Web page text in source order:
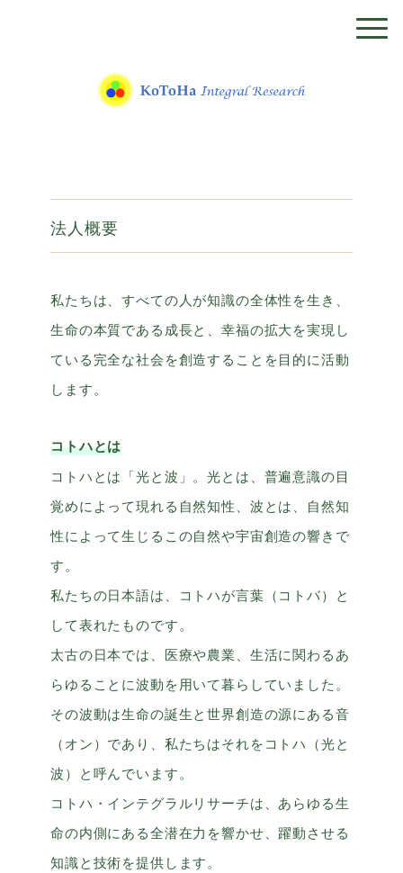
法人概要
私たちは、すべての人が知識の全体性を生き、
生命の本質である成長と、幸福の拡大を実現し
ている完全な社会を創造することを目的に活動
します。
コトハとは
コトハとは「光と波」。光とは、普遍意識の目
覚めによって現れる自然知性、波とは、自然知
性によって生じるこの自然や宇宙創造の響きで
す。
私たちの日本語は、コトハが言葉（コトバ）と
して表れたものです。
太古の日本では、医療や農業、生活に関わるあ
らゆることに波動を用いて暮らしていました。
その波動は生命の誕生と世界創造の源にある音
（オン）であり、私たちはそれをコトハ（光と
波）と呼んでいます。
コトハ・インテグラルリサーチは、あらゆる生
命の内側にある全潜在力を響かせ、躍動させる
知識と技術を提供します。